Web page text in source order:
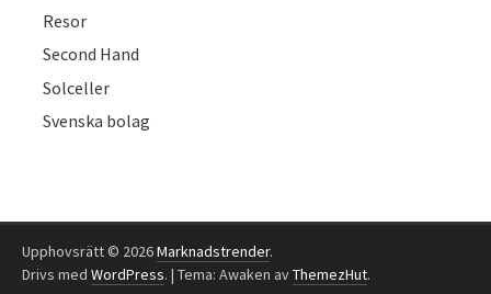
Resor
Second Hand
Solceller
Svenska bolag
Upphovsrätt © 2026Marknadstrender.
Drivs med WordPress. | Tema: Awaken avThemezHut.